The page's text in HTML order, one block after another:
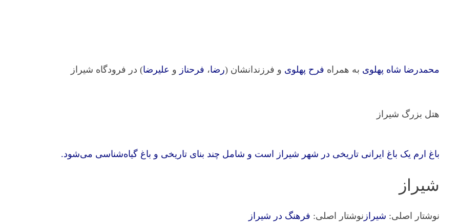
محمدرضا شاه پهلوی به همراه فرح پهلوی و فرزندانشان (رضا، فرحناز و علیرضا) در فرودگاه شیراز
هتل بزرگ شیراز
باغ ارم یک باغ ایرانی تاریخی در شهر شیراز است و شامل چند بنای تاریخی و باغ گیاه‌شناسی می‌شود.
شیراز
نوشتار اصلی: شیراز نوشتار اصلی: فرهنگ در شیراز